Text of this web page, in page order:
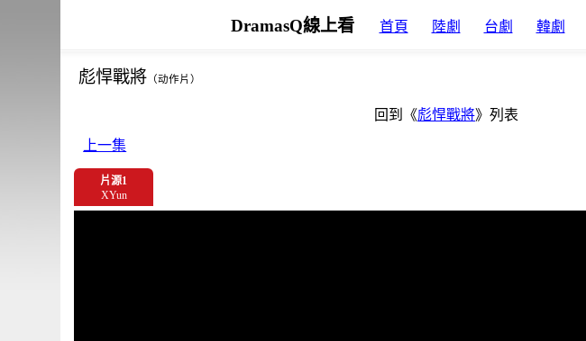
DramasQ線上看 首頁 陸劇 台劇 韓劇
彪悍戰將 （动作片）
回到《彪悍戰將》列表
上一集
片源1
XYun